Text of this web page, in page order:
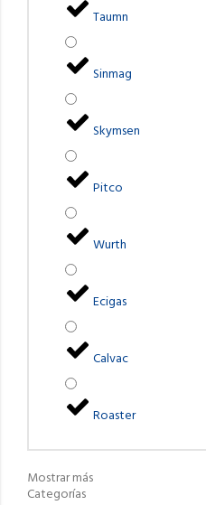
Taumn
Sinmag
Skymsen
Pitco
Wurth
Ecigas
Calvac
Roaster
Mostrar más
Categorías